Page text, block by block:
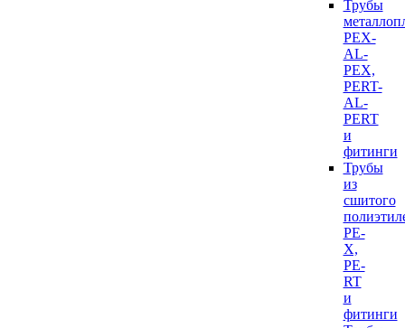
Трубы
PEX-
AL-
PEX,
PERT-
AL-
PERT
и
фитинги
Трубы
из
сшитого
PE-
X,
PE-
RT
и
фитинги